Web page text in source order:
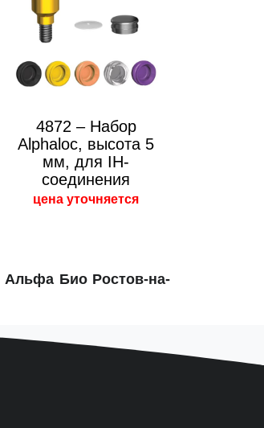
4872 – Набор
Alphaloc, высота 5
мм, для IH-
соединения
цена уточняется
Альфа Био Ростов-на-